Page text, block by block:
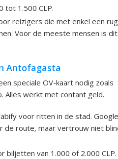
tot 1.500 CLP.
reizigers die met enkel een
Voor de meeste mensen is
Antofagasta
speciale OV-kaart nodig zoals
Alles werkt met contant geld.
voor ritten in de stad.
de route, maar vertrouw niet
biljetten van 1.000 of 2.000 CLP.